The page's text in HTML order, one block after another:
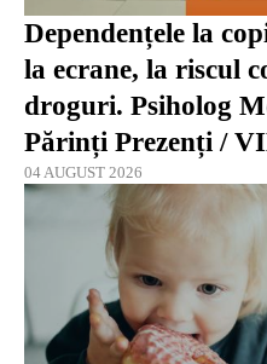
Dependențele la
la ecrane, la riscul
droguri. Psiholog
Părinți Prezenți /
04 AUGUST 2026